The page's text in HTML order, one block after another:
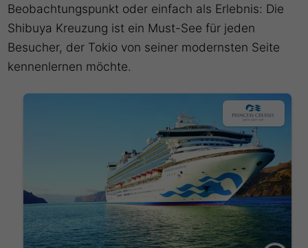
Beobachtungspunkt oder einfach als Erlebnis: Die
Shibuya Kreuzung ist ein Must-See für jeden
Besucher, der Tokio von seiner modernsten Seite
kennenlernen möchte.